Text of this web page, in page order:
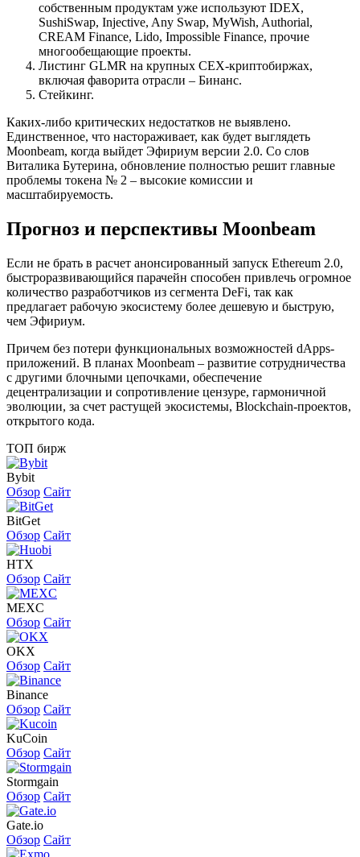
собственным продуктам уже используют IDEX,
SushiSwap, Injective, Any Swap, MyWish, Authorial,
CREAM Finance, Lido, Impossible Finance, прочие
многообещающие проекты.
Листинг GLMR на крупных CEX-криптобиржах,
включая фаворита отрасли – Бинанс.
Стейкинг.
Каких-либо критических недостатков не выявлено.
Единственное, что настораживает, как будет выглядеть
Moonbeam, когда выйдет Эфириум версии 2.0. Со слов
Виталика Бутерина, обновление полностью решит главные
проблемы токена № 2 – высокие комиссии и
масштабируемость.
Прогноз и перспективы Moonbeam
Если не брать в расчет анонсированный запуск Ethereum 2.0,
быстроразвивающийся парачейн способен привлечь огромное
количество разработчиков из сегмента DeFi, так как
предлагает рабочую экосистему более дешевую и быструю,
чем Эфириум.
Причем без потери функциональных возможностей dApps-
приложений. В планах Moonbeam – развитие сотрудничества
с другими блочными цепочками, обеспечение
децентрализации и сопротивление цензуре, гармоничной
эволюции, за счет растущей экосистемы, Blockchain-проектов,
открытого кода.
ТОП бирж
Bybit
Обзор Сайт
BitGet
Обзор Сайт
HTX
Обзор Сайт
MEXC
Обзор Сайт
OKX
Обзор Сайт
Binance
Обзор Сайт
KuCoin
Обзор Сайт
Stormgain
Обзор Сайт
Gate.io
Обзор Сайт